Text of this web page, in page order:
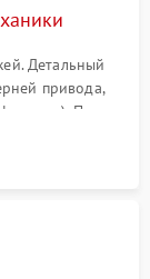
Детальный
привода,
Поиск